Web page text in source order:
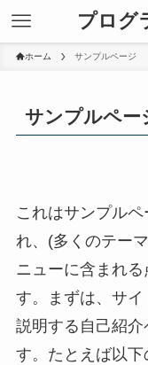
プログ
ホーム サンプルページ
サンプルペー
これはサンプル
れ、(多くのテー
ニューに含まれ
す。まずは、サ
説明する自己紹
す。たとえば以下